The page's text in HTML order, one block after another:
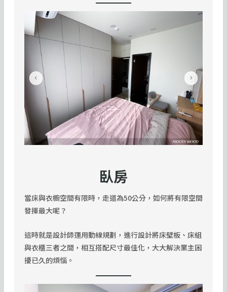
臥房
當床與衣櫥空間有限時，走道為50公分，如何將有限空間
發揮最大呢？
這時就是設計師運用動線規劃，進行設計將床壁板、床組
與衣櫃三者之間，相互搭配尺寸最佳化，大大解決業主困
擾已久的煩惱。